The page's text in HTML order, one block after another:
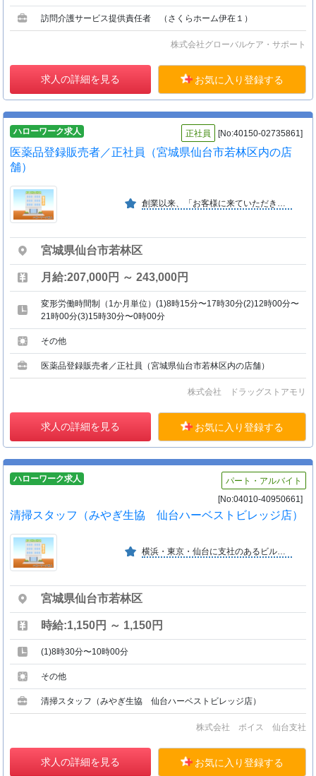
訪問介護サービス提供責任者 （さくらホーム伊在１）
株式会社グローバルケア・サポート
求人の詳細を見る お気に入り登録する
ハローワーク求人 正社員 [No:40150-02735861]
医薬品登録販売者／正社員（宮城県仙台市若林区内の店
舗）
宮城県仙台市若林区
月給:207,000円 ～ 243,000円
変形労働時間制（1か月単位）(1)8時15分〜17時30分(2)12時00分〜
21時00分(3)15時30分〜0時00分
その他
医薬品登録販売者／正社員（宮城県仙台市若林区内の店舗）
株式会社 ドラッグストアモリ
求人の詳細を見る お気に入り登録する
ハローワーク求人
パート・アルバイト
[No:04010-40950661]
清掃スタッフ（みやぎ生協 仙台ハーベストビレッジ店）
横浜・東京・仙台に支社のあるビルメン会社です。仙台支社は商業施設の清掃を中心に行っており、おもに２０代〜６０代の幅広い年代の方が活躍しています。
宮城県仙台市若林区
時給:1,150円 ～ 1,150円
(1)8時30分〜10時00分
その他
清掃スタッフ（みやぎ生協 仙台ハーベストビレッジ店）
株式会社 ボイス 仙台支社
求人の詳細を見る お気に入り登録する